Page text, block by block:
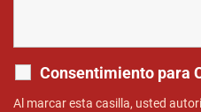
Consentimiento para
Al marcar esta casilla, usted